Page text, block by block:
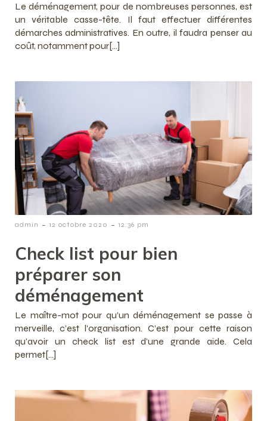
Le déménagement, pour de nombreuses personnes, est
un véritable casse-tête. Il faut effectuer différentes
démarches administratives. En outre, il faudra penser au
coût, notamment pour[…]
admin - 12 octobre 2020 - 12:36 pm
Check list pour bien
préparer son
déménagement
Le maître-mot pour qu’un déménagement se passe à
merveille, c’est l’organisation. C’est pour cette raison
qu’avoir un check list est d’une grande aide. Cela
permet[…]